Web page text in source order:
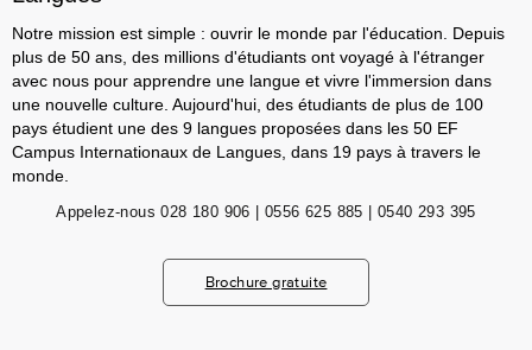
Notre mission est simple : ouvrir le monde par l'éducation. Depuis
plus de 50 ans, des millions d'étudiants ont voyagé à l'étranger
avec nous pour apprendre une langue et vivre l'immersion dans
une nouvelle culture. Aujourd'hui, des étudiants de plus de 100
pays étudient une des 9 langues proposées dans les 50 EF
Campus Internationaux de Langues, dans 19 pays à travers le
monde.
Appelez-nous 028 180 906 | 0556 625 885 | 0540 293 395
Brochure gratuite